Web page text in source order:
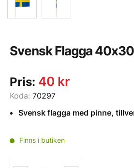
Svensk Flagga
Koda: 70297
Svensk flagga med pinne,
Finns i butiken
Pris: 40 kr